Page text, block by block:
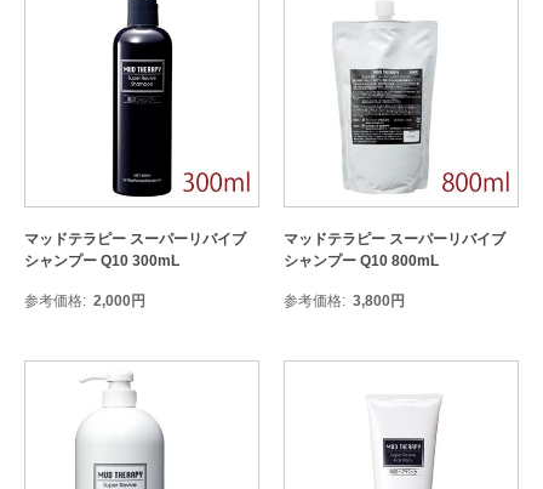
マッドテラピー スーパーリバイブ
シャンプー Q10 300mL
参考価格 2,000円
マッドテラピー スーパーリバイブ
シャンプー Q10 800mL
参考価格 3,800円